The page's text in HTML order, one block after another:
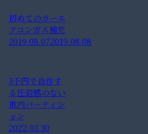
初めてのカーエ
アコンガス補充
2019.08.072019.08.08
3千円で自作す
る圧迫感のない
車内パーティシ
ョン
2022.03.30